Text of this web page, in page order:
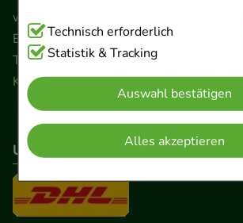
Technisch Notwendig:Hierbei
Cookies, die für die Grundfunktionen
Website notwendig sind (z.B.
Warenkorb, Kundenkonto), weshalb
verzichtet werden kann.
Komfort:Diese Cookies werden
Einkaufserlebnis noch
beispielsweise für die
Technisch erforderlich
Statistik & Tracking
Auswahl bestätigen
Alles akzeptieren
www.ApoSalis.de
Ernst-August-Platz 2 · 30159 Hannover
Telefon 0511 89 71 80 0 · Fax 0511 89
Kontaktformular
Unser Versanddienstleister